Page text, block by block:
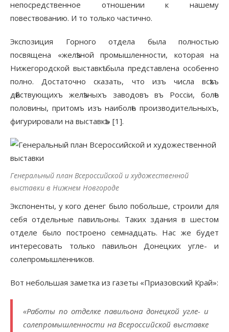
непосредственное отношении к нашему
повествованию. И то только частично.
Экспозиция Горного отдела была полностью
посвящена «желѣзной промышленности, которая на
Нижегородской выставкѣ была представлена особенно
полно. Достаточно сказать, что изъ числа всѣхъ
дѣйствующихъ желѣзныхъ заводовъ въ Россіи, болѣе
половины, притомъ изъ наиболѣе производительныхъ,
фигурировали на выставкѣ.» [1].
Генеральный план Всероссийской и художественной
выставки в Нижнем Новгороде
Экспоненты, у кого денег было побольше, строили для
себя отдельные павильоны. Таких здания в шестом
отделе было построено семнадцать. Нас же будет
интересовать только павильон Донецких угле- и
солепромышленников.
Вот небольшая заметка из газеты «Приазовский Край»:
«Работы по отделке павильона донецкой угле- и
солепромышленности на Всероссийской выставке